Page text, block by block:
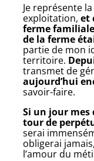
Je représente
exploitation, et
ferme
de la ferme
partie de mon
territoire.
transmet de
aujourd’hui
savoir-faire.
Si un jour
tour de
serai
obligerai
l’amour du